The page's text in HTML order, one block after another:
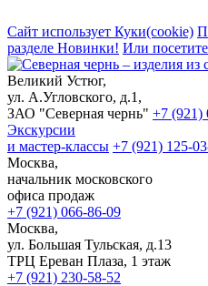
Сайт использует Куки(cookie)
разделе Новинки! Или
Великий Устюг,
ул. А.Угловского, д.1,
ЗАО "Северная чернь" +7 (921)
Экскурсии
и мастер-классы +7 (921) 125-
Москва,
начальник московского
офиса продаж
+7 (921) 066-86-09
Москва,
ул. Большая Тульская, д.13
ТРЦ Ереван Плаза, 1 этаж
+7 (921) 230-58-52